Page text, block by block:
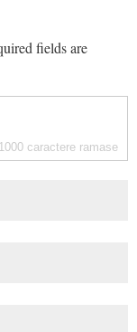
fields are
1000 caractere ramase